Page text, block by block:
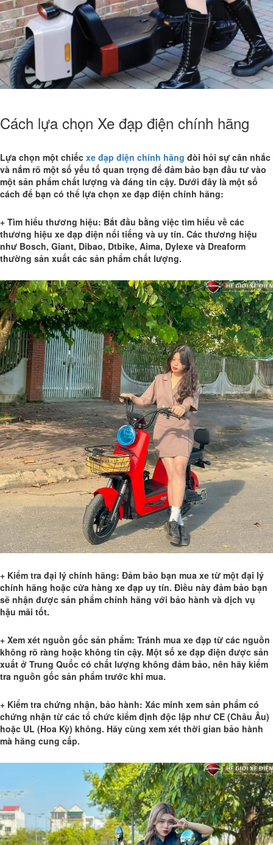
Cách lựa chọn Xe đạp điện chính hãng
Lựa chọn một chiếc xe đạp điện chính hãng đòi hỏi sự cân nhắc
và nắm rõ một số yếu tố quan trọng để đảm bảo bạn đầu tư vào
một sản phẩm chất lượng và đáng tin cậy. Dưới đây là một số
cách để bạn có thể lựa chọn xe đạp điện chính hãng:
+ Tìm hiểu thương hiệu: Bắt đầu bằng việc tìm hiểu về các
thương hiệu xe đạp điện nổi tiếng và uy tín. Các thương hiệu
như Bosch, Giant, Dibao, Dtbike, Aima, Dylexe và Dreaform
thường sản xuất các sản phẩm chất lượng.
+ Kiểm tra đại lý chính hãng: Đảm bảo bạn mua xe từ một đại lý
chính hãng hoặc cửa hàng xe đạp uy tín. Điều này đảm bảo bạn
sẽ nhận được sản phẩm chính hãng với bảo hành và dịch vụ
hậu mãi tốt.
+ Xem xét nguồn gốc sản phẩm: Tránh mua xe đạp từ các nguồn
không rõ ràng hoặc không tin cậy. Một số xe đạp điện được sản
xuất ở Trung Quốc có chất lượng không đảm bảo, nên hãy kiểm
tra nguồn gốc sản phẩm trước khi mua.
+ Kiểm tra chứng nhận, bảo hành: Xác minh xem sản phẩm có
chứng nhận từ các tổ chức kiểm định độc lập như CE (Châu Âu)
hoặc UL (Hoa Kỳ) không. Hãy cùng xem xét thời gian bảo hành
mà hãng cung cấp.